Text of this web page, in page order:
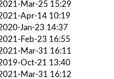
Mar-25 15:29
Apr-14 10:19
Jan-23 14:37
Feb-23 16:55
Mar-31 16:11
Oct-21 13:40
Mar-31 16:12